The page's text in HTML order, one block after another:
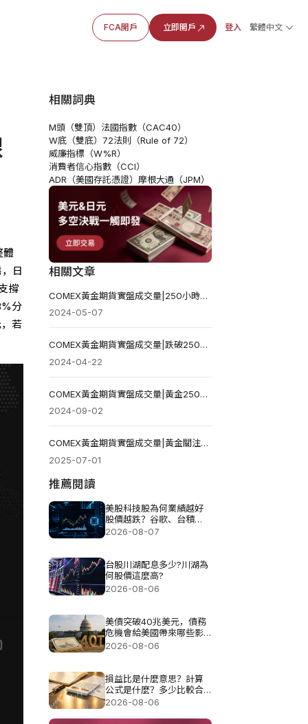
FCA開戶 立即開戶 登入 繁體中文
體
日
撐
分
若
相關詞典
M頭（雙頂） 法國指數（CAC40）
W底（雙底） 72法則（Rule of 72）
威廉指標（W%R）
消費者信心指數（CCI）
ADR（美國存託憑證） 摩根大通（JPM）
相關文章
COMEX黃金期貨實盤成交量|250小時線承壓 多頭反彈遭阻
2024-05-07
COMEX黃金期貨實盤成交量|跌破250小時線 多頭告急
2024-04-22
COMEX黃金期貨實盤成交量|黃金250小時線反彈遇阻 關注2547美元壓力
2024-09-02
COMEX黃金期貨實盤成交量|黃金關注250小時線壓力，站上3358美元將進一步反彈
2025-07-01
推薦閱讀
美股科技股為何業績越好
股價越跌？谷歌、台積
電、甲骨文揭AI投資壓力
2026-08-07
台股川湖配息多少?川湖為
何股價這麼高?
2026-08-06
美債突破40兆美元，債務
危機會給美國帶來哪些影
響?
2026-08-06
損益比是什麼意思？計算
公式是什麼？多少比較合
理？
2026-08-06